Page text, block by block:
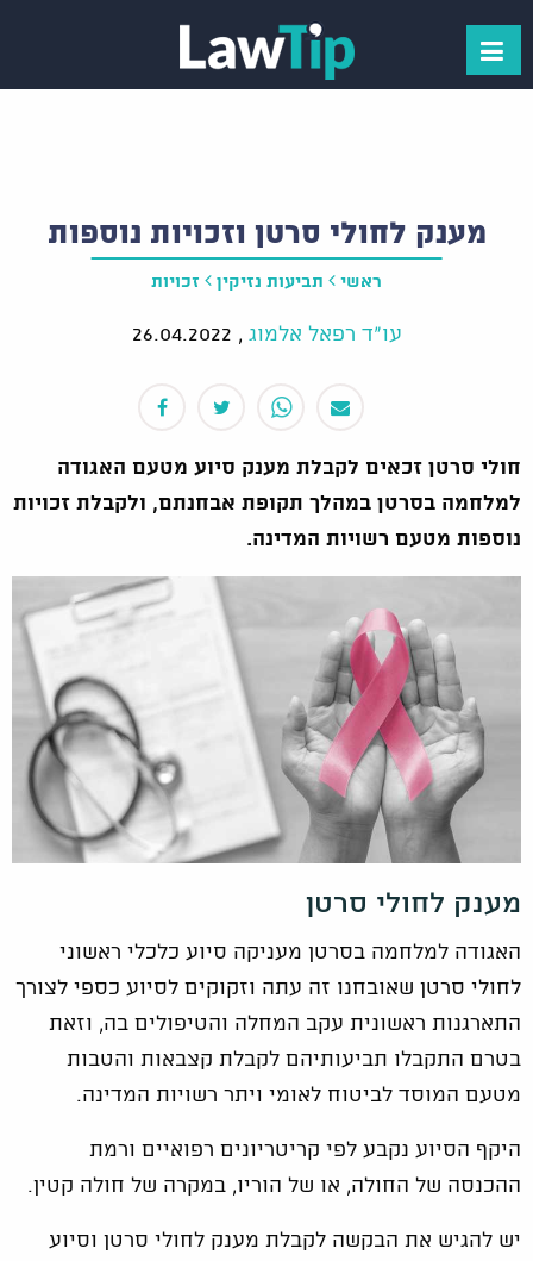
מענק לחולי סרטן וזכויות נוספות
ראשי תביעות נזיקין זכויות
עו"ד רפאל אלמוג ,
26.04.2022
חולי סרטן זכאים לקבלת מענק סיוע מטעם האגודה
למלחמה בסרטן במהלך תקופת אבחנתם, ולקבלת זכויות
נוספות מטעם רשויות המדינה.
מענק לחולי סרטן
האגודה למלחמה בסרטן מעניקה סיוע כלכלי ראשוני
לחולי סרטן שאובחנו זה עתה וזקוקים לסיוע כספי לצורך
התארגנות ראשונית עקב המחלה והטיפולים בה, וזאת
בטרם התקבלו תביעותיהם לקבלת קצבאות והטבות
מטעם המוסד לביטוח לאומי ויתר רשויות המדינה.
היקף הסיוע נקבע לפי קריטריונים רפואיים ורמת
ההכנסה של החולה, או של הוריו, במקרה של חולה קטין.
יש להגיש את הבקשה לקבלת מענק לחולי סרטן וסיוע